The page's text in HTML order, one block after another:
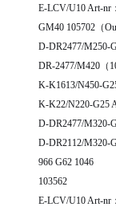
E-LCV/U10 Art-nr
GM40 105702（
D-DR2477/M250-
DR-2477/M420（
K-K1613/N450-
K-K22/N220-G25
D-DR2477/M320-
D-DR2112/M320-
966 G62 1046
103562
E-LCV/U10 Art-nr